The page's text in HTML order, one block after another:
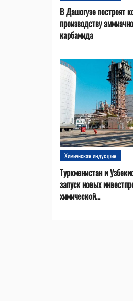
В Дашогузе построят
производству
карбамида
Химическая индустрия
Туркменистан и
запуск новых
химической...